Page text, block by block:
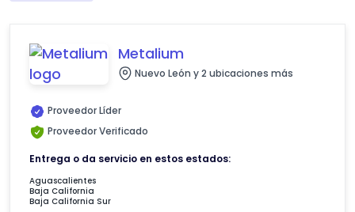
Metalium
Nuevo León y 2 ubicaciones más
Proveedor Líder
Proveedor Verificado
Entrega o da servicio en estos estados:
Aguascalientes
Baja California
Baja California Sur